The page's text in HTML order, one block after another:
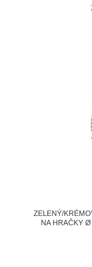
ZELENÝ/
NA HRAČKY